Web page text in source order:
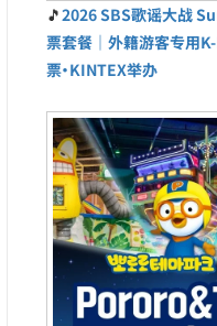
🎵2026 SBS歌谣大战
票套餐｜外籍游客专用
票・KINTEX举办